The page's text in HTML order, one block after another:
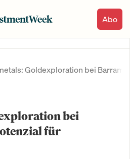
Abo
Goldexploration bei
bei
für